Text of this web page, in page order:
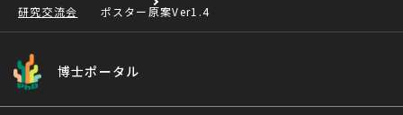
研究交流会
ポスター原案Ver1.4
博士ポータル